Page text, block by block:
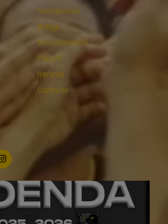
Inscripcions
Botiga
Documentació
Playoff
Intranet
Contacte